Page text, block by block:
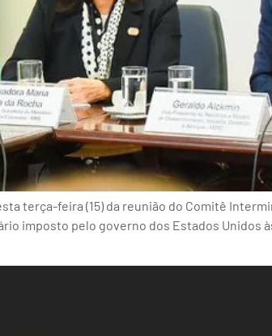
terça-feira (15) da reunião do Comitê
imposto pelo governo dos Estados Unidos